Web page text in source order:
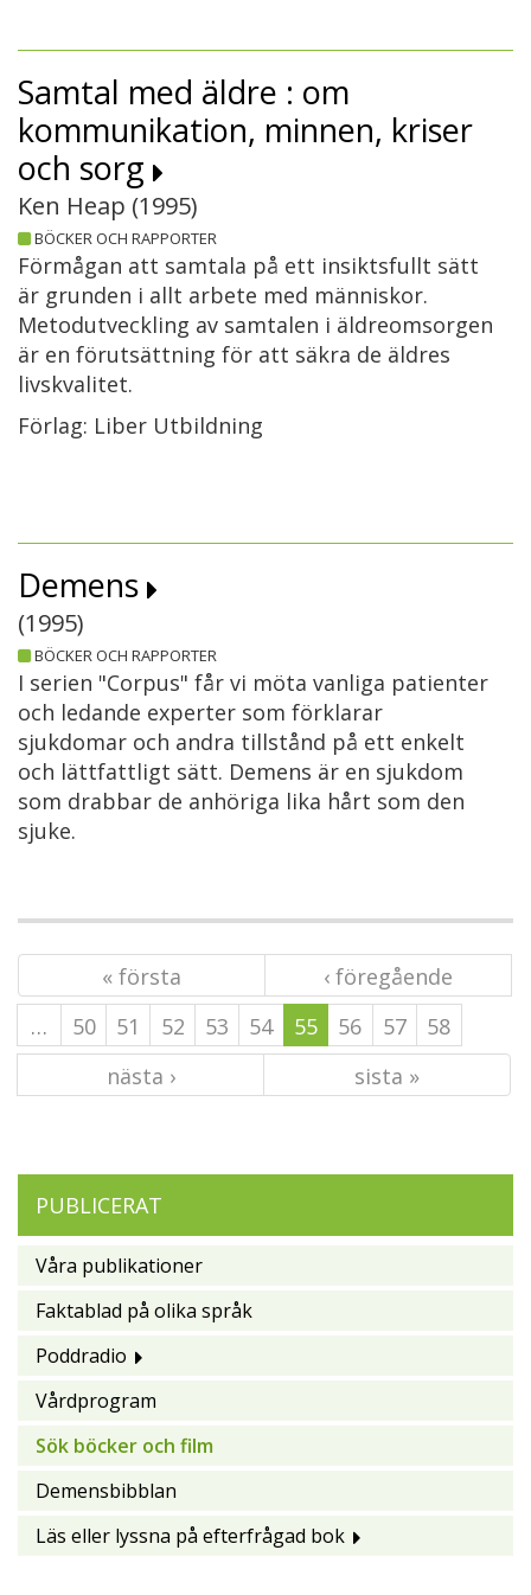
Samtal med äldre : om
kommunikation, minnen, kriser
och sorg
Ken Heap (1995)
BÖCKER OCH RAPPORTER
Förmågan att samtala på ett insiktsfullt sätt
är grunden i allt arbete med människor.
Metodutveckling av samtalen i äldreomsorgen
är en förutsättning för att säkra de äldres
livskvalitet.
Förlag: Liber Utbildning
Demens
(1995)
BÖCKER OCH RAPPORTER
I serien "Corpus" får vi möta vanliga patienter
och ledande experter som förklarar
sjukdomar och andra tillstånd på ett enkelt
och lättfattligt sätt. Demens är en sjukdom
som drabbar de anhöriga lika hårt som den
sjuke.
« första
‹ föregående
…
50 51 52 53 54 55 56 57
58
nästa ›
sista »
PUBLICERAT
Våra publikationer
Faktablad på olika språk
Poddradio
Vårdprogram
Sök böcker och film
Demensbibblan
Läs eller lyssna på efterfrågad bok